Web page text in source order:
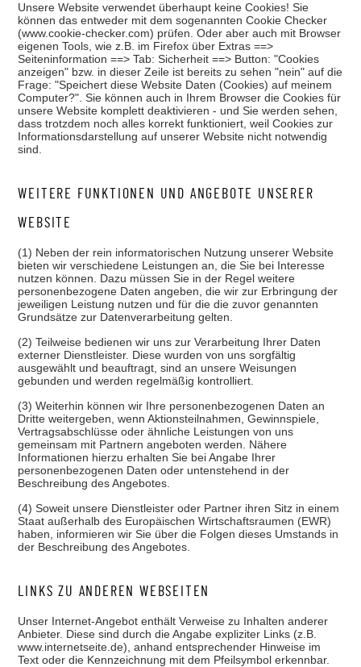
Unsere Website verwendet überhaupt keine Cookies! Sie
können das entweder mit dem sogenannten Cookie Checker
(www.cookie-checker.com) prüfen. Oder aber auch mit Browser
eigenen Tools, wie z.B. im Firefox über Extras ==>
Seiteninformation ==> Tab: Sicherheit ==> Button: "Cookies
anzeigen" bzw. in dieser Zeile ist bereits zu sehen "nein" auf die
Frage: "Speichert diese Website Daten (Cookies) auf meinem
Computer?". Sie können auch in Ihrem Browser die Cookies für
unsere Website komplett deaktivieren - und Sie werden sehen,
dass trotzdem noch alles korrekt funktioniert, weil Cookies zur
Informationsdarstellung auf unserer Website nicht notwendig
sind.
WEITERE FUNKTIONEN UND ANGEBOTE UNSERER
WEBSITE
(1) Neben der rein informatorischen Nutzung unserer Website
bieten wir verschiedene Leistungen an, die Sie bei Interesse
nutzen können. Dazu müssen Sie in der Regel weitere
personenbezogene Daten angeben, die wir zur Erbringung der
jeweiligen Leistung nutzen und für die die zuvor genannten
Grundsätze zur Datenverarbeitung gelten.
(2) Teilweise bedienen wir uns zur Verarbeitung Ihrer Daten
externer Dienstleister. Diese wurden von uns sorgfältig
ausgewählt und beauftragt, sind an unsere Weisungen
gebunden und werden regelmäßig kontrolliert.
(3) Weiterhin können wir Ihre personenbezogenen Daten an
Dritte weitergeben, wenn Aktionsteilnahmen, Gewinnspiele,
Vertragsabschlüsse oder ähnliche Leistungen von uns
gemeinsam mit Partnern angeboten werden. Nähere
Informationen hierzu erhalten Sie bei Angabe Ihrer
personenbezogenen Daten oder untenstehend in der
Beschreibung des Angebotes.
(4) Soweit unsere Dienstleister oder Partner ihren Sitz in einem
Staat außerhalb des Europäischen Wirtschaftsraumen (EWR)
haben, informieren wir Sie über die Folgen dieses Umstands in
der Beschreibung des Angebotes.
LINKS ZU ANDEREN WEBSEITEN
Unser Internet-Angebot enthält Verweise zu Inhalten anderer
Anbieter. Diese sind durch die Angabe expliziter Links (z.B.
www.internetseite.de), anhand entsprechender Hinweise im
Text oder die Kennzeichnung mit dem Pfeilsymbol erkennbar.